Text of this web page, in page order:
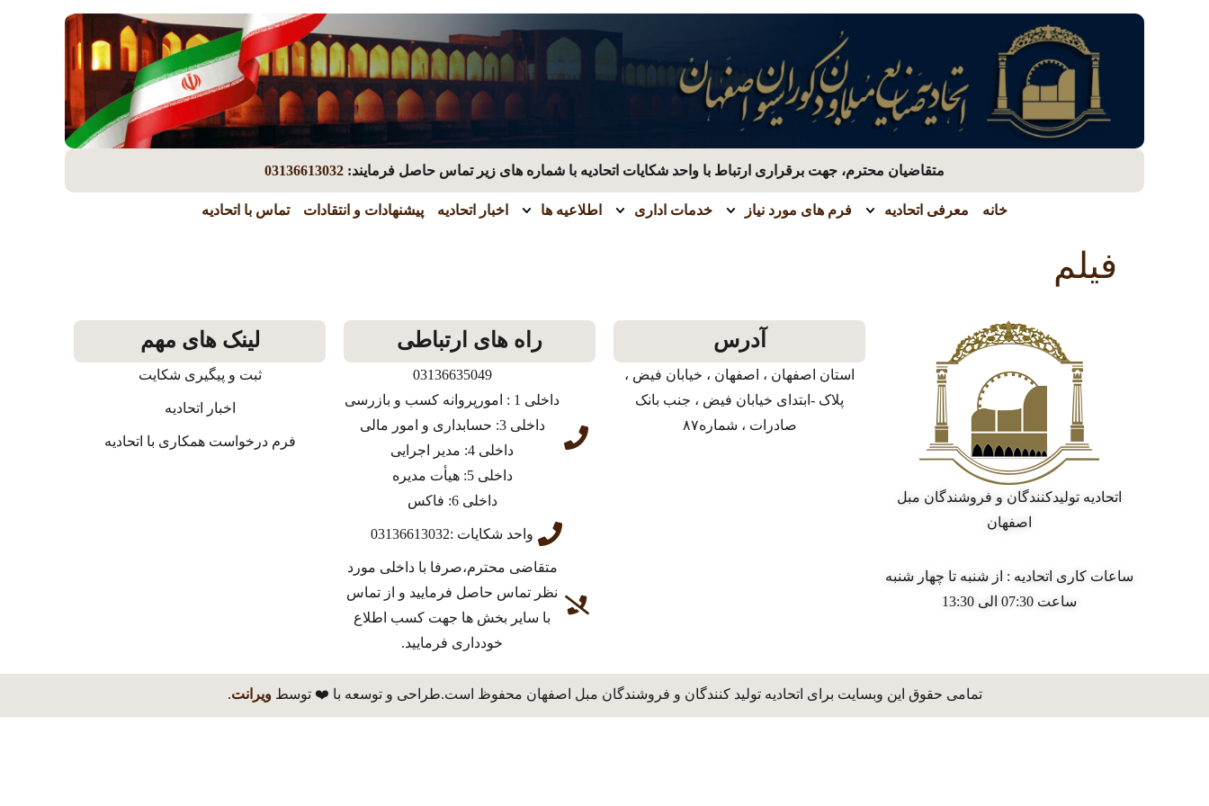
متقاضیان محترم، جهت برقراری ارتباط با واحد شکایات اتحادیه با شماره های زیر تماس حاصل فرمایند: 03136613032
خانه معرفی اتحادیه فرم های مورد نیاز خدمات اداری اطلاعیه ها اخبار اتحادیه پیشنهادات و انتقادات تماس با اتحادیه
فیلم
اتحادیه تولیدکنندگان و فروشندگان مبل
اصفهان
ساعات کاری اتحادیه : از شنبه تا چهار شنبه
ساعت 07:30 الی 13:30
آدرس
استان اصفهان ، اصفهان ، خیابان فیض ،
پلاک -ابتدای خیابان فیض ، جنب بانک
صادرات ، شماره۸۷
راه های ارتباطی
03136635049
داخلی 1 : امورپروانه کسب و بازرسی
داخلی 3: حسابداری و امور مالی
داخلی 4: مدیر اجرایی
داخلی 5: هیأت مدیره
داخلی 6: فاکس
واحد شکایات :03136613032
متقاضی محترم،صرفا با داخلی مورد
نظر تماس حاصل فرمایید و از تماس
با سایر بخش ها جهت کسب اطلاع
خودداری فرمایید.
لینک های مهم
ثبت و پیگیری شکایت
اخبار اتحادیه
فرم درخواست همکاری با اتحادیه
تمامی حقوق این وبسایت برای اتحادیه تولید کنندگان و فروشندگان مبل اصفهان محفوظ است.طراحی و توسعه با ❤️ توسطویرانت.